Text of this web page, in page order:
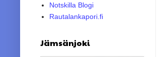
Notskilla Blogi
Rautalankapori.fi
Jämsänjoki